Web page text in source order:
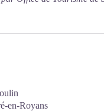
en-Royans